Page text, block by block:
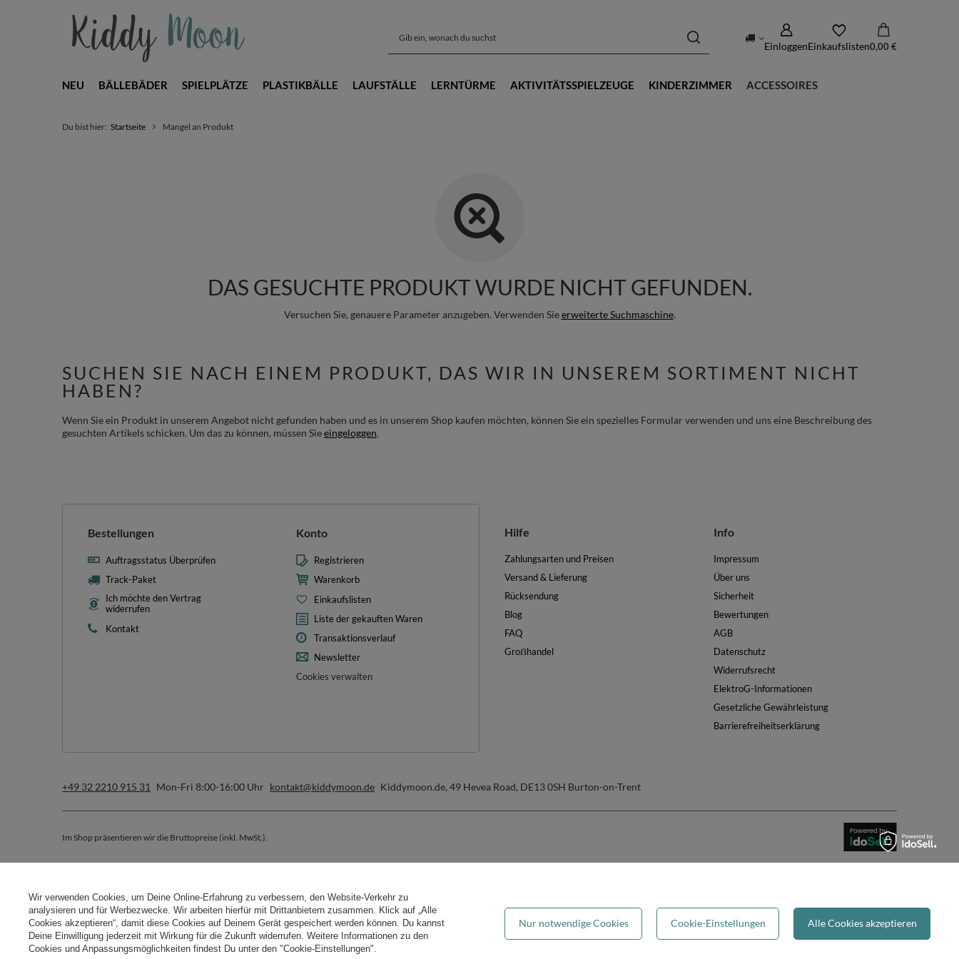
EinloggenEinkaufslisten0,00 €
NEU BÄLLEBÄDER SPIELPLÄTZE PLASTIKBÄLLE LAUFSTÄLLE LERNTÜRME AKTIVITÄTSSPIELZEUGE KINDERZIMMER ACCESSOIRES
Du bist hier: Startseite Mangel an Produkt
DAS GESUCHTE PRODUKT WURDE NICHT GEFUNDEN.
Versuchen Sie, genauere Parameter anzugeben. Verwenden Sieerweiterte Suchmaschine.
SUCHEN SIE NACH EINEM PRODUKT, DAS WIR IN UNSEREM SORTIMENT NICHT
HABEN?
Wenn Sie ein Produkt in unserem Angebot nicht gefunden haben und es in unserem Shop kaufen möchten, können Sie ein spezielles Formular verwenden und uns eine Beschreibung des
gesuchten Artikels schicken. Um das zu können, müssen Sieeingeloggen.
Bestellungen
Auftragsstatus Überprüfen
Track-Paket
Ich möchte den Vertrag
widerrufen
Kontakt
Konto
Registrieren
Warenkorb
Einkaufslisten
Liste der gekauften Waren
Transaktionsverlauf
Newsletter
Cookies verwalten
Hilfe
Zahlungsarten und Preisen
Versand & Lieferung
Rücksendung
Blog
FAQ
Groẞhandel
Info
Impressum
Über uns
Sicherheit
Bewertungen
AGB
Datenschutz
Widerrufsrecht
ElektroG-Informationen
Gesetzliche Gewährleistung
Barrierefreiheitserklärung
+49 32 2210 915 31 Mon-Fri 8:00-16:00 Uhr kontakt@kiddymoon.de Kiddymoon.de, 49 Hevea Road, DE13 0SH Burton-on-Trent
Im Shop präsentieren wir die Bruttopreise (inkl. MwSt.).
Wir verwenden Cookies, um Deine Online-Erfahrung zu verbessern, den Website-Verkehr zu
analysieren und für Werbezwecke. Wir arbeiten hierfür mit Drittanbietern zusammen. Klick auf „Alle
Cookies akzeptieren“, damit diese Cookies auf Deinem Gerät gespeichert werden können. Du kannst
Deine Einwilligung jederzeit mit Wirkung für die Zukunft widerrufen. Weitere Informationen zu den
Cookies und Anpassungsmöglichkeiten findest Du unter den "Cookie-Einstellungen".
Nur notwendige Cookies Cookie-Einstellungen Alle Cookies akzeptieren